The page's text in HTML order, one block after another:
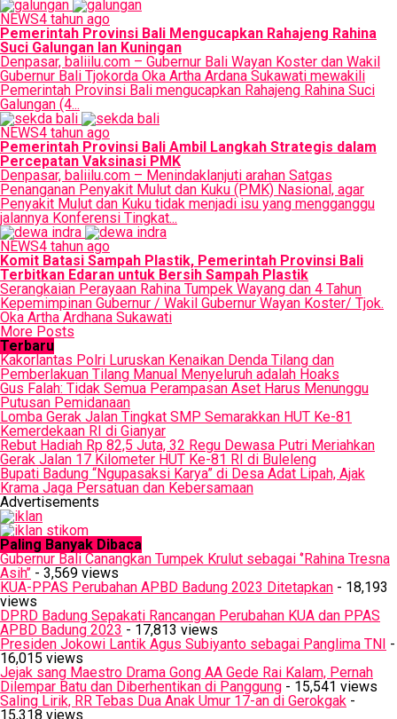
NEWS4 tahun ago
Pemerintah Provinsi Bali Mengucapkan Rahajeng Rahina
Suci Galungan lan Kuningan
Denpasar, baliilu.com – Gubernur Bali Wayan Koster dan Wakil
Gubernur Bali Tjokorda Oka Artha Ardana Sukawati mewakili
Pemerintah Provinsi Bali mengucapkan Rahajeng Rahina Suci
Galungan (4...
NEWS4 tahun ago
Pemerintah Provinsi Bali Ambil Langkah Strategis dalam
Percepatan Vaksinasi PMK
Denpasar, baliilu.com – Menindaklanjuti arahan Satgas
Penanganan Penyakit Mulut dan Kuku (PMK) Nasional, agar
Penyakit Mulut dan Kuku tidak menjadi isu yang mengganggu
jalannya Konferensi Tingkat...
NEWS4 tahun ago
Komit Batasi Sampah Plastik, Pemerintah Provinsi Bali
Terbitkan Edaran untuk Bersih Sampah Plastik
Serangkaian Perayaan Rahina Tumpek Wayang dan 4 Tahun
Kepemimpinan Gubernur / Wakil Gubernur Wayan Koster/ Tjok.
Oka Artha Ardhana Sukawati
More Posts
Terbaru
Kakorlantas Polri Luruskan Kenaikan Denda Tilang dan
Pemberlakuan Tilang Manual Menyeluruh adalah Hoaks
Gus Falah: Tidak Semua Perampasan Aset Harus Menunggu
Putusan Pemidanaan
Lomba Gerak Jalan Tingkat SMP Semarakkan HUT Ke-81
Kemerdekaan RI di Gianyar
Rebut Hadiah Rp 82,5 Juta, 32 Regu Dewasa Putri Meriahkan
Gerak Jalan 17 Kilometer HUT Ke-81 RI di Buleleng
Bupati Badung “Ngupasaksi Karya” di Desa Adat Lipah, Ajak
Krama Jaga Persatuan dan Kebersamaan
Advertisements
Paling Banyak Dibaca
Gubernur Bali Canangkan Tumpek Krulut sebagai ‘’Rahina Tresna
Asih’’ - 3,569 views
KUA-PPAS Perubahan APBD Badung 2023 Ditetapkan - 18,193
views
DPRD Badung Sepakati Rancangan Perubahan KUA dan PPAS
APBD Badung 2023 - 17,813 views
Presiden Jokowi Lantik Agus Subiyanto sebagai Panglima TNI -
16,015 views
Jejak sang Maestro Drama Gong AA Gede Rai Kalam, Pernah
Dilempar Batu dan Diberhentikan di Panggung - 15,541 views
Saling Lirik, RR Tebas Dua Anak Umur 17-an di Gerokgak -
15,318 views